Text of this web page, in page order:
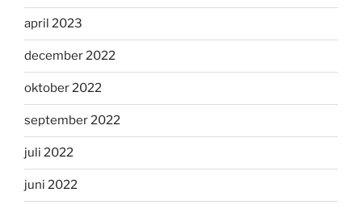
april 2023
december 2022
oktober 2022
september 2022
juli 2022
juni 2022